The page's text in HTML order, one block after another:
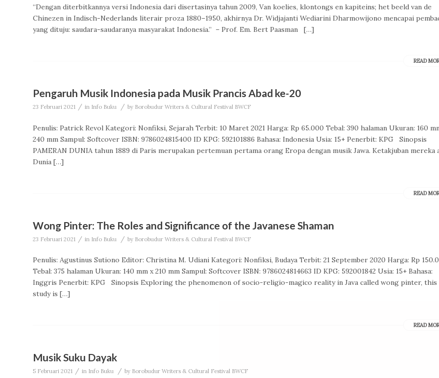
“Dengan diterbitkannya versi Indonesia dari disertasinya tahun 2009, Van koelies, klontongs en kapiteins; het beeld van de
Chinezen in Indisch-Nederlands literair proza 1880–1950, akhirnya Dr. Widjajanti Wediarini Dharmowijono mencapai
yang dituju: saudara-saudaranya masyarakat Indonesia.” – Prof. Em. Bert Paasman […]
READ
Pengaruh Musik Indonesia pada Musik Prancis Abad ke-20
23 Februari 2021 / in Info Buku / by Borobudur Writers & Cultural Festival BWCF
Penulis: Patrick Revol Kategori: Nonfiksi, Sejarah Terbit: 10 Maret 2021 Harga: Rp 65.000 Tebal: 390 halaman Ukuran: 160
240 mm Sampul: Softcover ISBN: 9786024815400 ID KPG: 592101886 Bahasa: Indonesia Usia: 15+ Penerbit: KPG Sinopsis
PAMERAN DUNIA tahun 1889 di Paris merupakan pertemuan pertama orang Eropa dengan musik Jawa. Ketakjuban mereka
Dunia […]
READ
Wong Pinter: The Roles and Significance of the Javanese Shaman
23 Februari 2021 / in Info Buku / by Borobudur Writers & Cultural Festival BWCF
Penulis: Agustinus Sutiono Editor: Christina M. Udiani Kategori: Nonfiksi, Budaya Terbit: 21 September 2020 Harga: Rp
Tebal: 375 halaman Ukuran: 140 mm x 210 mm Sampul: Softcover ISBN: 9786024814663 ID KPG: 592001842 Usia: 15+ Bahasa:
Inggris Penerbit: KPG Sinopsis Exploring the phenomenon of socio-religio-magico reality in Java called wong pinter, this
study is […]
READ
Musik Suku Dayak
5 Februari 2021 / in Info Buku / by Borobudur Writers & Cultural Festival BWCF